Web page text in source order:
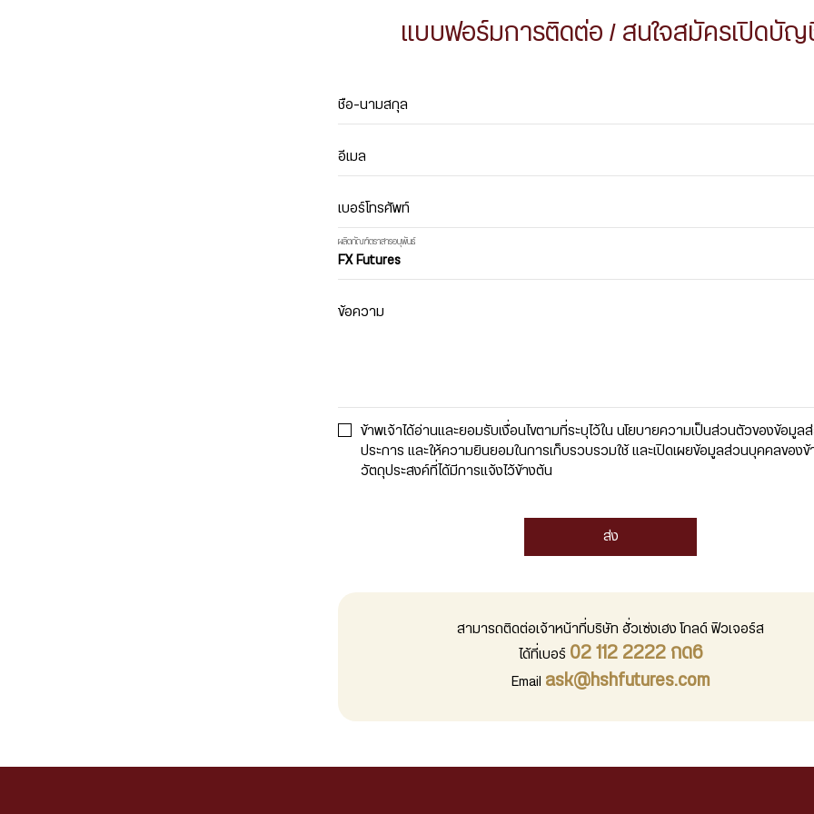
แบบฟอร์มการติดต่อ / สนใจสมัครเปิดบัญ
ชื่อ-นามสกุล
อีเมล
เบอร์โทรศัพท์
ผลิตภัณฑ์ตราสารอนุพันธ์
FX Futures
ข้อความ
ตัวแทน
ข้าพเจ้าได้อ่านและยอมรับเงื่อนไขตามที่ระบุไว้ใน นโยบายความเป็นส่วนตัวของข้อมู
ประการ และให้ความยินยอมในการเก็บรวบรวมใช้ และเปิดเผยข้อมูลส่วนบุคคลของข้
วัตถุประสงค์ที่ได้มีการแจ้งไว้ข้างต้น
ส่ง
สามารถติดต่อเจ้าหน้าที่บริษัท ฮั่วเซ่งเฮง โกลด์ ฟิวเจอร์ส
ได้ที่เบอร์ 02 112 2222 กด6
Email ask@hshfutures.com